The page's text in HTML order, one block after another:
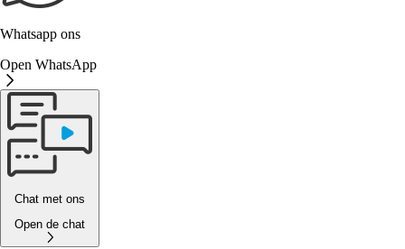
Whatsapp ons
Open WhatsApp
Chat met ons
Open de chat